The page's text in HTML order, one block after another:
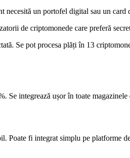
necesită un portofel digital sau un card
de criptomonede care preferă
Se pot procesa plăți în 13
Se integrează ușor în toate
fi integrat simplu pe platforme